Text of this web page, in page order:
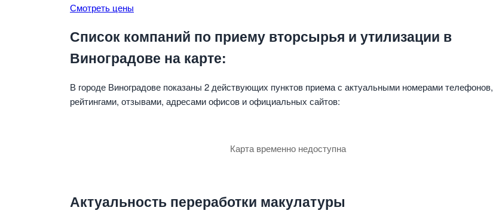
Смотреть цены
Список компаний по приему вторсырья и утилизации в
Виноградове на карте:
В городе Виноградове показаны 2 действующих пунктов приема с актуальными номерами телефонов,
рейтингами, отзывами, адресами офисов и официальных сайтов:
Карта временно недоступна
Актуальность переработки макулатуры